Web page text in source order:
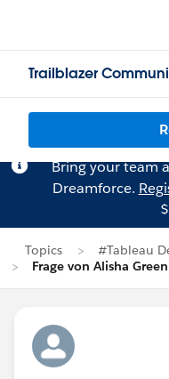
Trailblazer
Bring your team
Dreamforce.
Topics
#Tableau
Frage von Alisha Green